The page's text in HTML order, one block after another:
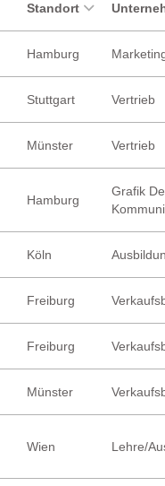
Standort
Hamburg
Stuttgart Vertrieb
Münster Vertrieb
Hamburg
Grafik
Köln
Freiburg
Freiburg
Münster
Wien Lehre/